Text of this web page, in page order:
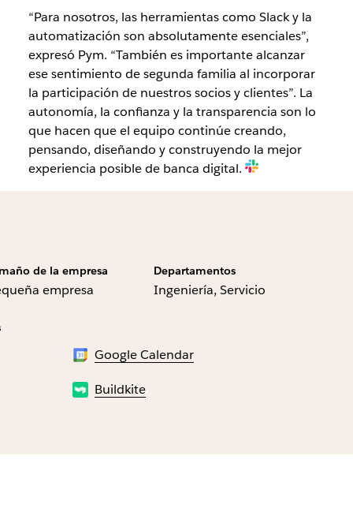
“Para nosotros, las herramientas como Slack y la
automatización son absolutamente esenciales”,
expresó Pym. “También es importante alcanzar
ese sentimiento de segunda familia al incorporar
la participación de nuestros socios y clientes”. La
autonomía, la confianza y la transparencia son lo
que hacen que el equipo continúe creando,
pensando, diseñando y construyendo la mejor
experiencia posible de banca digital.
de la empresa
empresa
Departamentos
Ingeniería, Servicio
Google Calendar
Buildkite